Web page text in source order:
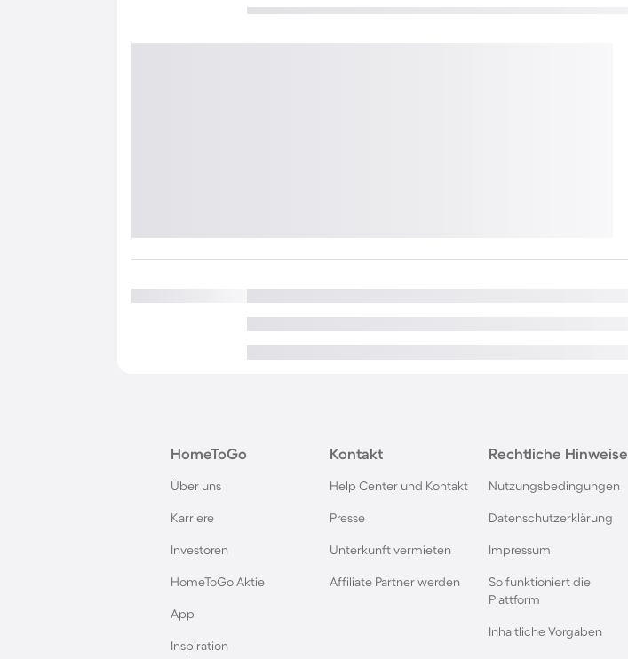
HomeToGo
Über uns
Karriere
Investoren
HomeToGo Aktie
App
Inspiration
Kontakt
Help Center und Kontakt
Presse
Unterkunft vermieten
Affiliate Partner werden
Rechtliche Hinweise
Nutzungsbedingungen
Datenschutzerklärung
Impressum
So funktioniert die
Plattform
Inhaltliche Vorgaben